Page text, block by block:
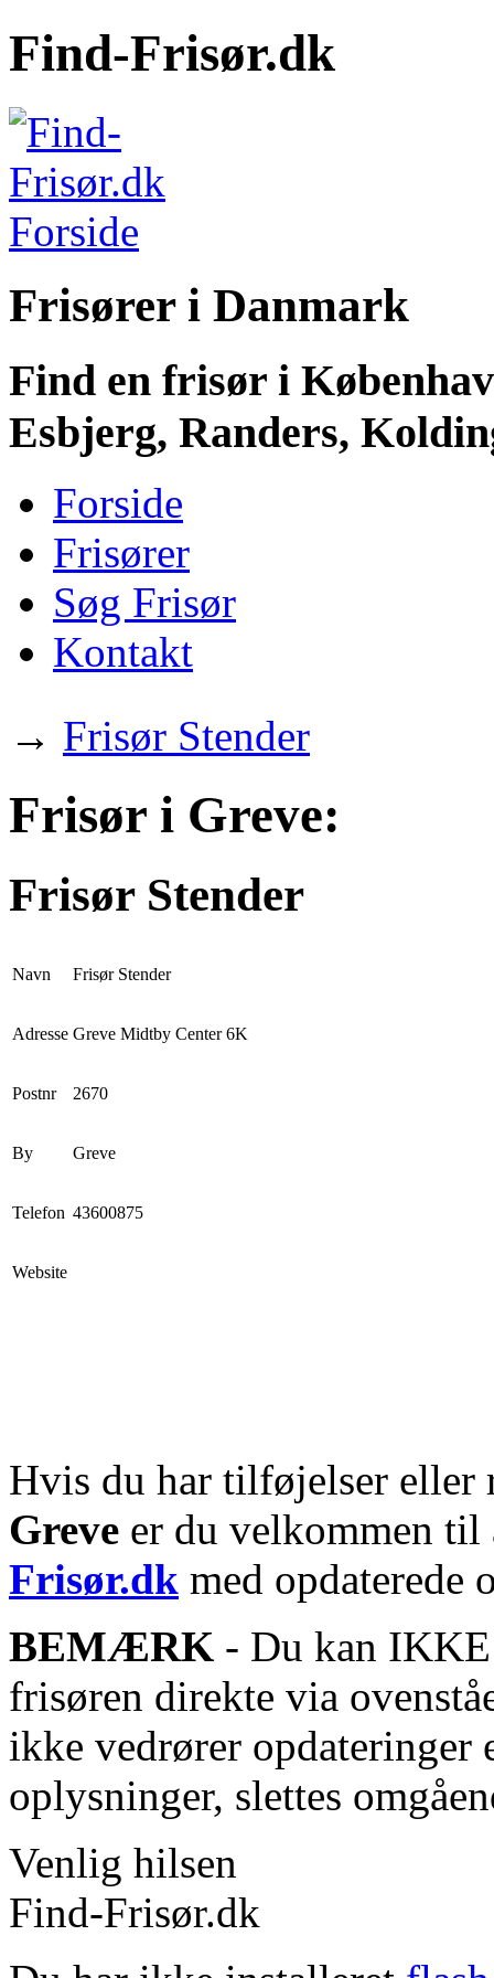
Find-Frisør.dk
Frisører i Danmark
Find en frisør i
Esbjerg, Randers,
Forside
Frisører
Søg Frisør
Kontakt
→ Frisør Stender
Frisør i Greve:
Frisør Stender
Navn Frisør Stender
Adresse Greve Midtby Center 6K
Postnr 2670
By Greve
Telefon 43600875
Website
Hvis du har tilføjelser eller
Greve er du velkommen
Frisør.dk med opdaterede
BEMÆRK - Du kan IKKE
frisøren direkte via
ikke vedrører opdateringer
oplysninger, slettes
Venlig hilsen
Find-Frisør.dk